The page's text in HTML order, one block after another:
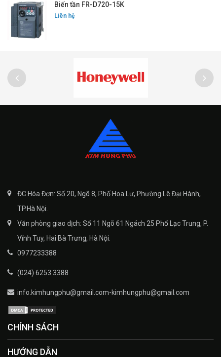
Biến tần FR-D720-15K
Liên hệ
ĐC Hóa Đơn: Số 20, Ngõ 8, Phố Hoa Lư, Phường Lê Đại Hành,
TP.Hà Nội.
Văn phòng giao dịch: Số 11 Ngõ 61 Ngách 25 Phố Lạc Trung, P.
Vĩnh Tuy, Hai Bà Trưng, Hà Nội.
0977233388
(024) 6253 3388
info.kimhungphu@gmail.com-kimhungphu@gmail.com
CHÍNH SÁCH
HƯỚNG DẪN